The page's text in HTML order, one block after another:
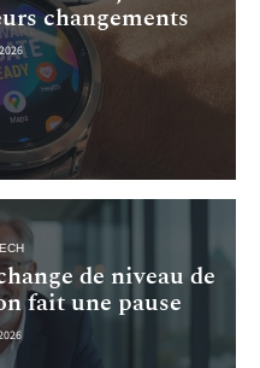
changements
de niveau de
fait une pause